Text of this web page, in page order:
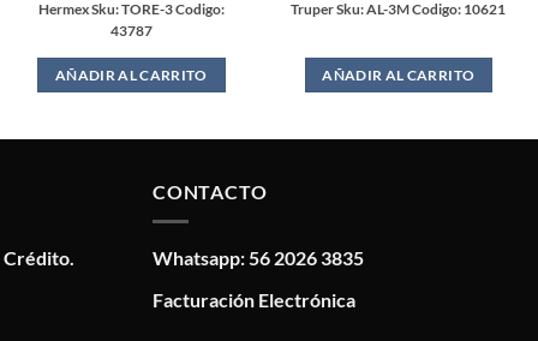
Hermex Sku: TORE-3 Codigo:
43787
AÑADIR AL CARRITO
Truper Sku: AL-3M Codigo: 10621
AÑADIR AL CARRITO
Crédito.
CONTACTO
Whatsapp: 56 2026 3835
Facturación Electrónica